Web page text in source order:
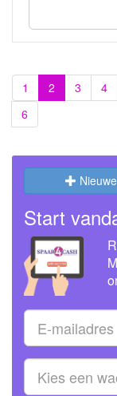
1 2 3 4
6